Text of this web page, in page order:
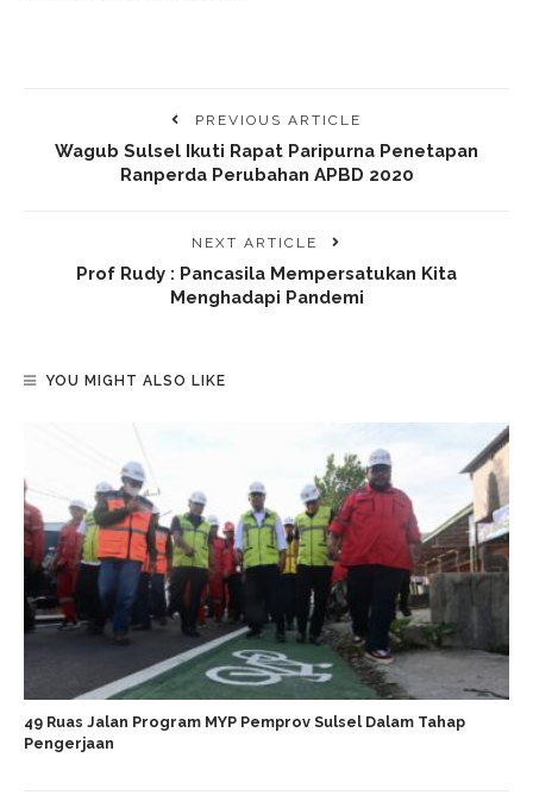
PREVIOUS ARTICLE
Wagub Sulsel Ikuti Rapat Paripurna Penetapan
Ranperda Perubahan APBD 2020
NEXT ARTICLE
Prof Rudy : Pancasila Mempersatukan Kita
Menghadapi Pandemi
YOU MIGHT ALSO LIKE
49 Ruas Jalan Program MYP Pemprov Sulsel Dalam Tahap
Pengerjaan